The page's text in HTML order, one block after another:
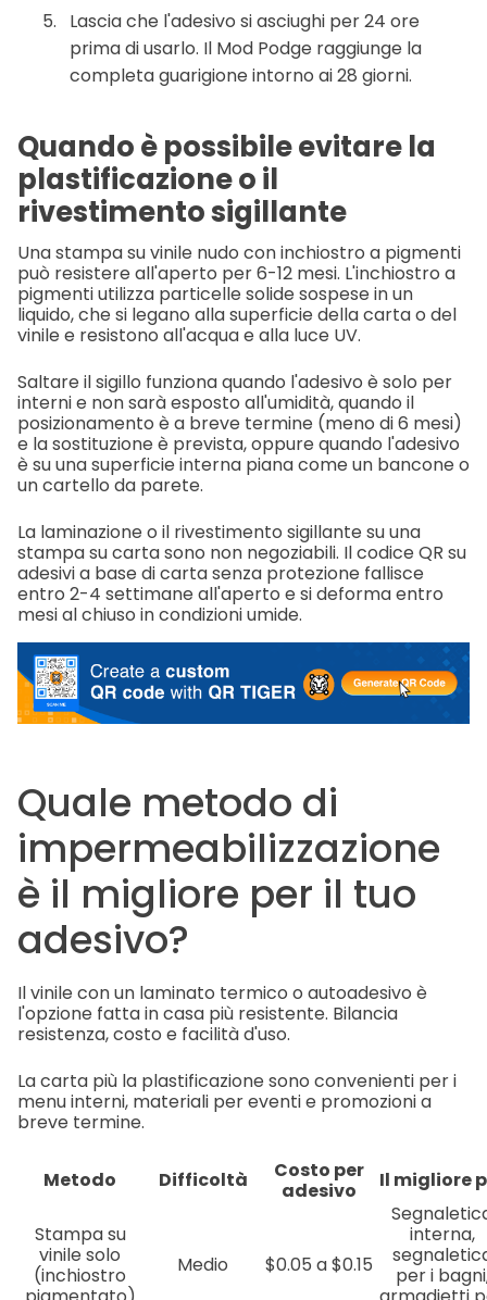
Lascia che l'adesivo si asciughi per 24 ore
prima di usarlo. Il Mod Podge raggiunge la
completa guarigione intorno ai 28 giorni.
Quando è possibile evitare la
plastificazione o il
rivestimento sigillante
Una stampa su vinile nudo con inchiostro a pigmenti
può resistere all'aperto per 6-12 mesi. L'inchiostro a
pigmenti utilizza particelle solide sospese in un
liquido, che si legano alla superficie della carta o del
vinile e resistono all'acqua e alla luce UV.
Saltare il sigillo funziona quando l'adesivo è solo per
interni e non sarà esposto all'umidità, quando il
posizionamento è a breve termine (meno di 6 mesi)
e la sostituzione è prevista, oppure quando l'adesivo
è su una superficie interna piana come un bancone o
un cartello da parete.
La laminazione o il rivestimento sigillante su una
stampa su carta sono non negoziabili. Il codice QR su
adesivi a base di carta senza protezione fallisce
entro 2-4 settimane all'aperto e si deforma entro
mesi al chiuso in condizioni umide.
Quale metodo di
impermeabilizzazione
è il migliore per il tuo
adesivo?
Il vinile con un laminato termico o autoadesivo è
l'opzione fatta in casa più resistente. Bilancia
resistenza, costo e facilità d'uso.
La carta più la plastificazione sono convenienti per i
menu interni, materiali per eventi e promozioni a
breve termine.
Metodo Difficoltà
Costo per
adesivo
Il migliore
Stampa su
vinile solo
(inchiostro
Medio $0.05 a $0.15
interna,
per i